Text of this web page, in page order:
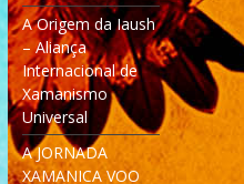
A Origem da Iaush
– Aliança
Internacional de
Xamanismo
Universal
A JORNADA
XAMANICA VOO